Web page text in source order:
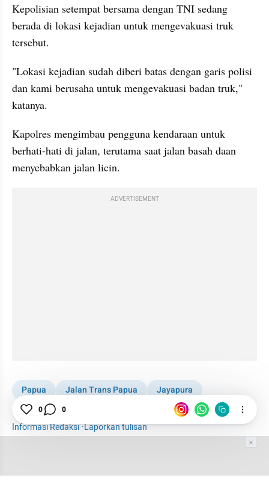
Kepolisian setempat bersama dengan TNI sedang
berada di lokasi kejadian untuk mengevakuasi truk
tersebut.
"Lokasi kejadian sudah diberi batas dengan garis polisi
dan kami berusaha untuk mengevakuasi badan truk,"
katanya.
Kapolres mengimbau pengguna kendaraan untuk
berhati-hati di jalan, terutama saat jalan basah daan
menyebabkan jalan licin.
ADVERTISEMENT
Papua Jalan Trans Papua
Jayapura
Polda Papua
Kabar Daerah
Regional
Informasi Redaksi·Laporkan tulisan
0 0